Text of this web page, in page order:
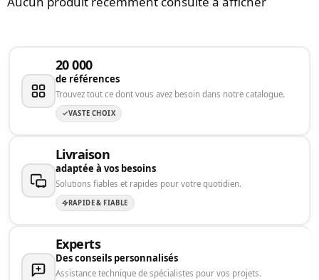
20 000
de références
Trouvez tout ce dont vous avez besoin dans notre catalogue.
VASTE CHOIX
Livraison
adaptée à vos besoins
Solutions fiables et rapides pour votre quotidien.
RAPIDE & FIABLE
Experts
Des conseils personnalisés
Assistance technique de spécialistes pour vos projets.